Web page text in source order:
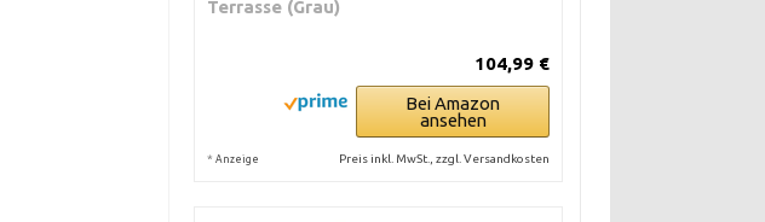
Terrasse (Grau)
104,99 €
Bei Amazon
ansehen
* Anzeige Preis inkl. MwSt., zzgl. Versandkosten